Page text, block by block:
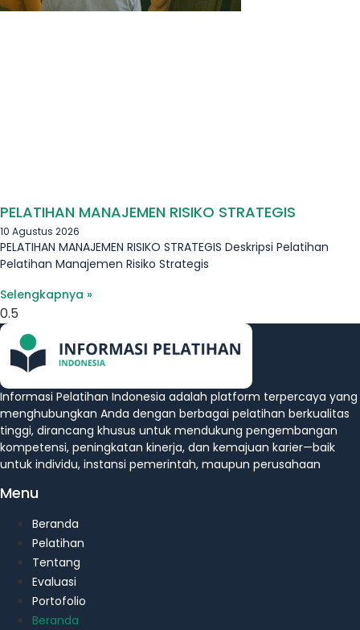
PELATIHAN MANAJEMEN RISIKO STRATEGIS
10 Agustus 2026
PELATIHAN MANAJEMEN RISIKO STRATEGIS Deskripsi Pelatihan
Pelatihan Manajemen Risiko Strategis
Selengkapnya »
Informasi Pelatihan Indonesia adalah platform terpercaya yang
menghubungkan Anda dengan berbagai pelatihan berkualitas
tinggi, dirancang khusus untuk mendukung pengembangan
kompetensi, peningkatan kinerja, dan kemajuan karier—baik
untuk individu, instansi pemerintah, maupun perusahaan
Menu
Beranda
Pelatihan
Tentang
Evaluasi
Portofolio
Beranda